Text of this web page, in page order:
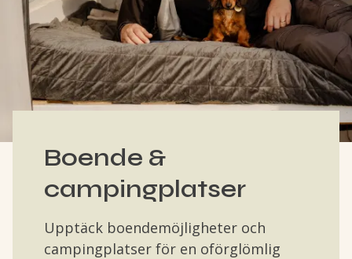
Boende &
campingplatser
Upptäck boendemöjligheter och
campingplatser för en oförglömlig